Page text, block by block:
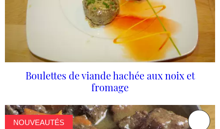
Boulettes de viande hachée aux noix et
fromage
NOUVEAUTÉS